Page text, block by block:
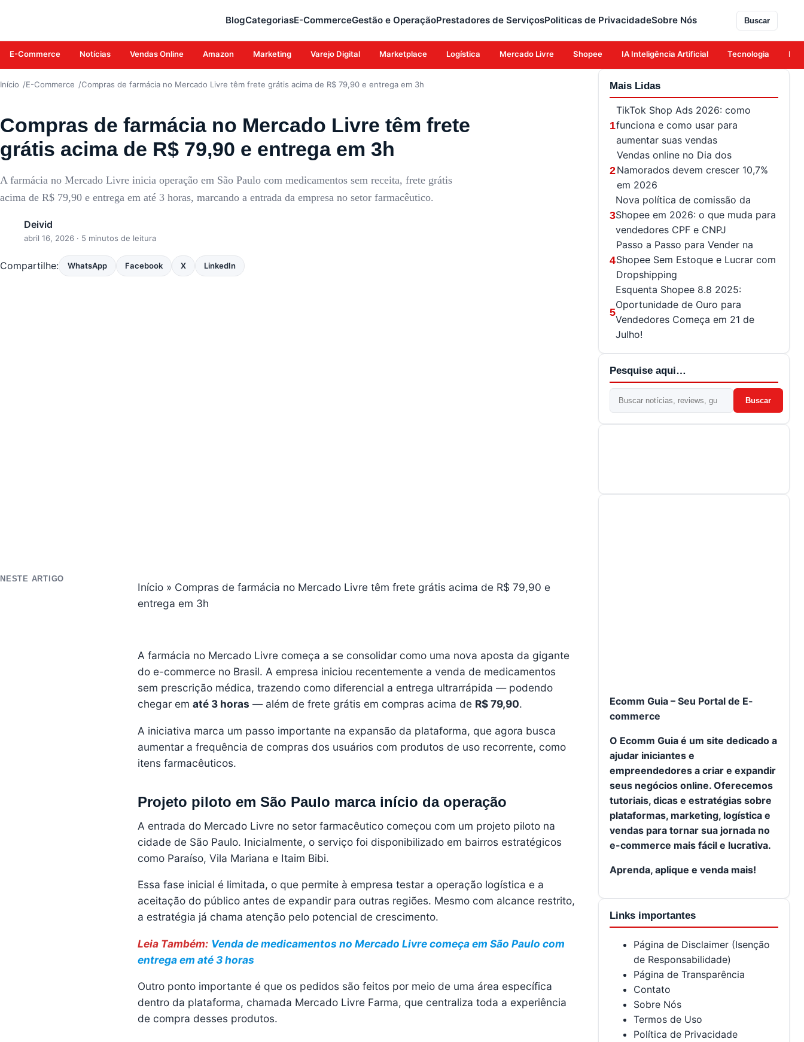
BlogCategoriasE-CommerceGestão e OperaçãoPrestadores de ServiçosPoliticas de PrivacidadeSobre Nós Buscar
E-Commerce Notícias Vendas Online Amazon Marketing Varejo Digital Marketplace Logística Mercado Livre Shopee IA Inteligência Artificial Tecnologia
Início E-Commerce Compras de farmácia no Mercado Livre têm frete grátis acima de R$ 79,90 e entrega em 3h
Compras de farmácia no Mercado Livre têm frete
grátis acima de R$ 79,90 e entrega em 3h
A farmácia no Mercado Livre inicia operação em São Paulo com medicamentos sem receita, frete grátis
acima de R$ 79,90 e entrega em até 3 horas, marcando a entrada da empresa no setor farmacêutico.
Deivid
abril 16, 2026 · 5 minutos de leitura
Compartilhe: WhatsApp Facebook X LinkedIn
NESTE ARTIGO
Início » Compras de farmácia no Mercado Livre têm frete grátis acima de R$ 79,90 e
entrega em 3h
A farmácia no Mercado Livre começa a se consolidar como uma nova aposta da gigante
do e-commerce no Brasil. A empresa iniciou recentemente a venda de medicamentos
sem prescrição médica, trazendo como diferencial a entrega ultrarrápida — podendo
chegar em até 3 horas — além de frete grátis em compras acima de R$ 79,90.
A iniciativa marca um passo importante na expansão da plataforma, que agora busca
aumentar a frequência de compras dos usuários com produtos de uso recorrente, como
itens farmacêuticos.
Projeto piloto em São Paulo marca início da operação
A entrada do Mercado Livre no setor farmacêutico começou com um projeto piloto na
cidade de São Paulo. Inicialmente, o serviço foi disponibilizado em bairros estratégicos
como Paraíso, Vila Mariana e Itaim Bibi.
Essa fase inicial é limitada, o que permite à empresa testar a operação logística e a
aceitação do público antes de expandir para outras regiões. Mesmo com alcance restrito,
a estratégia já chama atenção pelo potencial de crescimento.
Leia Também: Venda de medicamentos no Mercado Livre começa em São Paulo com
entrega em até 3 horas
Outro ponto importante é que os pedidos são feitos por meio de uma área específica
dentro da plataforma, chamada Mercado Livre Farma, que centraliza toda a experiência
de compra desses produtos.
Mais Lidas
1
TikTok Shop Ads 2026: como
funciona e como usar para
aumentar suas vendas
2
Vendas online no Dia dos
Namorados devem crescer 10,7%
em 2026
3
Nova política de comissão da
Shopee em 2026: o que muda para
vendedores CPF e CNPJ
4
Passo a Passo para Vender na
Shopee Sem Estoque e Lucrar com
Dropshipping
5
Esquenta Shopee 8.8 2025:
Oportunidade de Ouro para
Vendedores Começa em 21 de
Julho!
Pesquise aqui…
Buscar
Ecomm Guia – Seu Portal de E-
commerce
O Ecomm Guia é um site dedicado a
ajudar iniciantes e
empreendedores a criar e expandir
seus negócios online. Oferecemos
tutoriais, dicas e estratégias sobre
plataformas, marketing, logística e
vendas para tornar sua jornada no
e-commerce mais fácil e lucrativa.
Aprenda, aplique e venda mais!
Links importantes
Página de Disclaimer (Isenção
de Responsabilidade)
Página de Transparência
Contato
Sobre Nós
Termos de Uso
Política de Privacidade